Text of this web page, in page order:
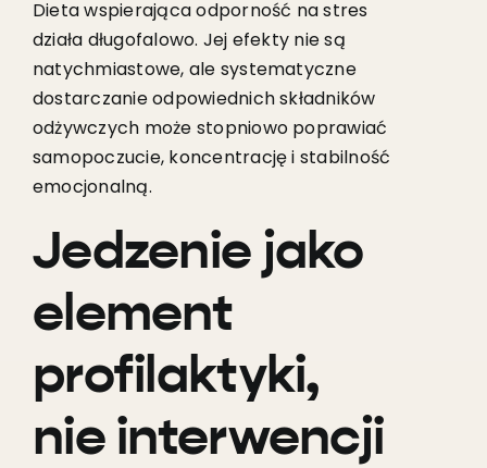
Dieta wspierająca odporność na stres
działa długofalowo. Jej efekty nie są
natychmiastowe, ale systematyczne
dostarczanie odpowiednich składników
odżywczych może stopniowo poprawiać
samopoczucie, koncentrację i stabilność
emocjonalną.
Jedzenie jako
element
profilaktyki,
nie interwencji